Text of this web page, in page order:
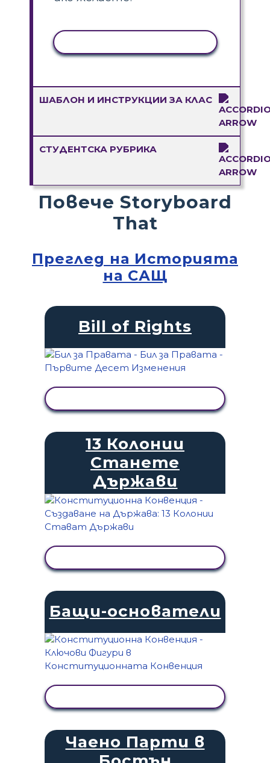
ШАБЛОН И ИНСТРУКЦИИ ЗА КЛАС
СТУДЕНТСКА РУБРИКА
Повече Storyboard
That
Преглед на Историята
на САЩ
Bill of Rights
13 Колонии
Станете
Държави
Бащи-основатели
Чаено Парти в